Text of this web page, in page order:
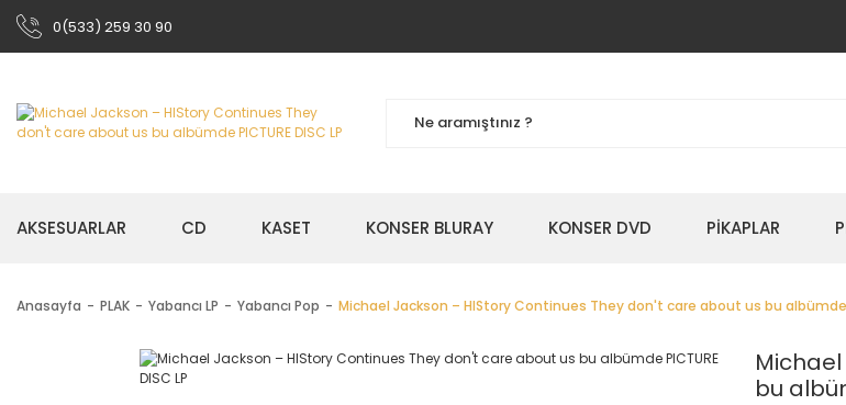
0(533) 259 30 90
AKSESUARLAR CD KASET KONSER BLURAY KONSER DVD PİKAPLAR
Anasayfa PLAK Yabancı LP Yabancı Pop Michael Jackson – HIStory Continues They don't care about us bu albümde
bu